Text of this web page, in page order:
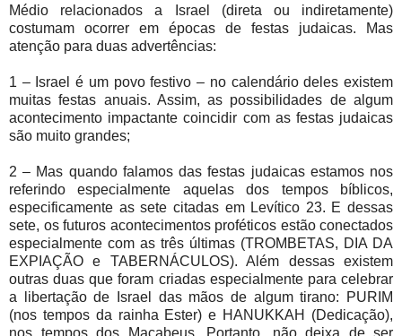
Médio relacionados a Israel (direta ou indiretamente)
costumam ocorrer em épocas de festas judaicas. Mas
atenção para duas advertências:
1 – Israel é um povo festivo – no calendário deles existem
muitas festas anuais. Assim, as possibilidades de algum
acontecimento impactante coincidir com as festas judaicas
são muito grandes;
2 – Mas quando falamos das festas judaicas estamos nos
referindo especialmente aquelas dos tempos bíblicos,
especificamente as sete citadas em Levítico 23. E dessas
sete, os futuros acontecimentos proféticos estão conectados
especialmente com as três últimas (TROMBETAS, DIA DA
EXPIAÇÃO e TABERNÁCULOS). Além dessas existem
outras duas que foram criadas especialmente para celebrar
a libertação de Israel das mãos de algum tirano: PURIM
(nos tempos da rainha Ester) e HANUKKAH (Dedicação),
nos tempos dos Macabeus. Portanto, não deixa de ser